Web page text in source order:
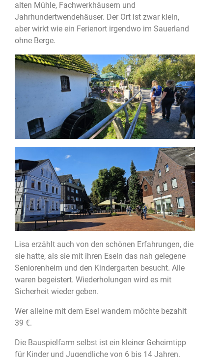
alten Mühle, Fachwerkhäusern und
Jahrhundertwendehäuser. Der Ort ist zwar klein,
aber wirkt wie ein Ferienort irgendwo im Sauerland
ohne Berge.
Lisa erzählt auch von den schönen Erfahrungen, die
sie hatte, als sie mit ihren Eseln das nah gelegene
Seniorenheim und den Kindergarten besucht. Alle
waren begeistert. Wiederholungen wird es mit
Sicherheit wieder geben.
Wer alleine mit dem Esel wandern möchte bezahlt
39 €.
Die Bauspielfarm selbst ist ein kleiner Geheimtipp
für Kinder und Jugendliche von 6 bis 14 Jahren.